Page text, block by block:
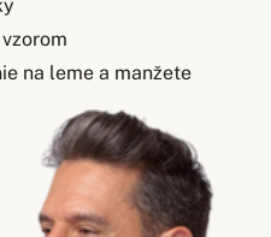
na leme a manžete